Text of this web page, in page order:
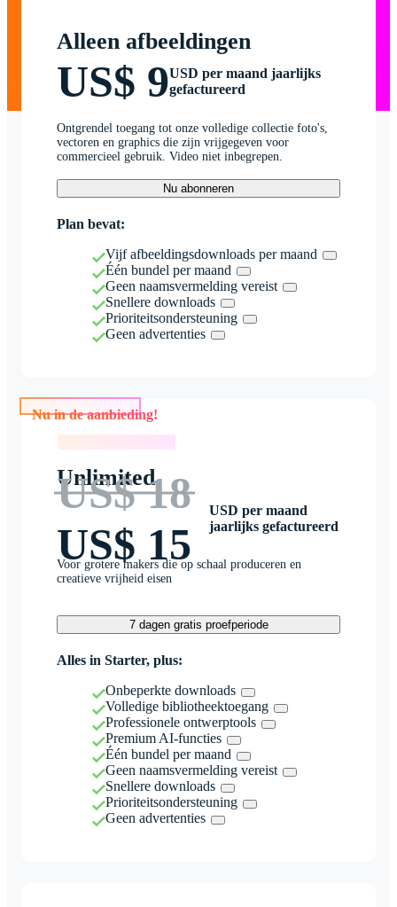
Alleen afbeeldingen
US$ 9USD per maand jaarlijks
gefactureerd
Ontgrendel toegang tot onze volledige collectie foto's,
vectoren en graphics die zijn vrijgegeven voor
commercieel gebruik. Video niet inbegrepen.
Nu abonneren
Plan bevat:
Vijf afbeeldingsdownloads per maand
Één bundel per maand
Geen naamsvermelding vereist
Snellere downloads
Prioriteitsondersteuning
Geen advertenties
Nu in de aanbieding!
Unlimited
US$ 18
US$ 15
USD per maand
jaarlijks gefactureerd
Voor grotere makers die op schaal produceren en
creatieve vrijheid eisen
7 dagen gratis proefperiode
Alles in Starter, plus:
Onbeperkte downloads
Volledige bibliotheektoegang
Professionele ontwerptools
Premium AI-functies
Één bundel per maand
Geen naamsvermelding vereist
Snellere downloads
Prioriteitsondersteuning
Geen advertenties